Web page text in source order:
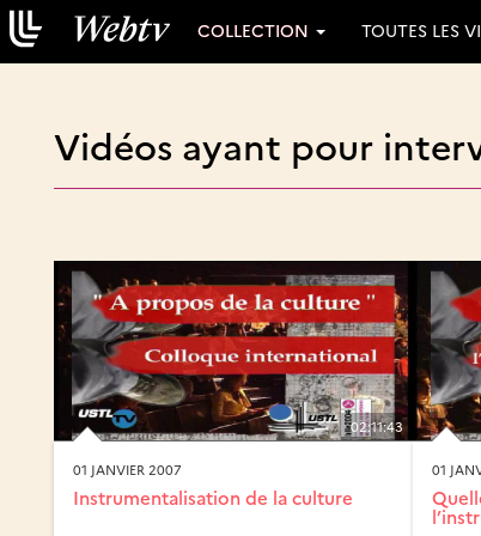
COLLECTION TOUTES LES
Vidéos ayant pour
02:11:43
01 JANVIER 2007
Instrumentalisation de la culture
01